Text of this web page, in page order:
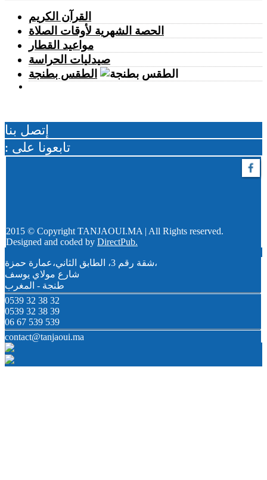
الربـــاط.. تفاصيل ترؤس إنفانتينو اجتماعا لقيادة الفيفا
الخميس 06 غشت | 14:10
مهنيو الطاكسيات غاضبون بعد إدانة خمسة سائقين نقلوا أشخاصا
الخميس 06 غشت | 12:28
بيان توضيحي.. مندوبية السجون تدحض مزاعم بشأن غياب طبيب
القرآن الكريم
الحصة الشهرية لأوقات الصلاة
مواعيد القطار
صيدليات الحراسة
الطقس بطنجة
إتصل بنا
: تابعونا على
2015 © Copyright TANJAOUI.MA | All Rights reserved.
Designed and coded by DirectPub.
شقة رقم 3، الطابق الثاني،عمارة حمزة،
شارع مولاي يوسف
طنجة - المغرب
0539 32 38 32
0539 32 38 39
06 67 539 539
contact@tanjaoui.ma